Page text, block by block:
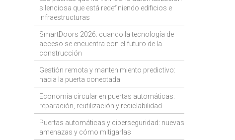
silenciosa que está redefiniendo edificios e
infraestructuras
SmartDoors 2026: cuando la tecnología de
acceso se encuentra con el futuro de la
construcción
Gestión remota y mantenimiento predictivo:
hacia la puerta conectada
Economía circular en puertas automáticas:
reparación, reutilización y reciclabilidad
Puertas automáticas y ciberseguridad: nuevas
amenazas y cómo mitigarlas